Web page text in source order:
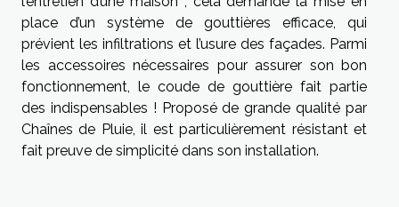
place d’un système de gouttières efficace, qui
prévient les infiltrations et l’usure des façades. Parmi
les accessoires nécessaires pour assurer son bon
fonctionnement, le coude de gouttière fait partie
des indispensables ! Proposé de grande qualité par
Chaînes de Pluie, il est particulièrement résistant et
fait preuve de simplicité dans son installation.